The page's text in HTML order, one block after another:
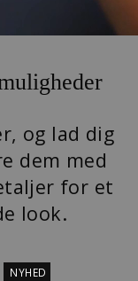
og lad dig
dem med
for et
look.
NYHED